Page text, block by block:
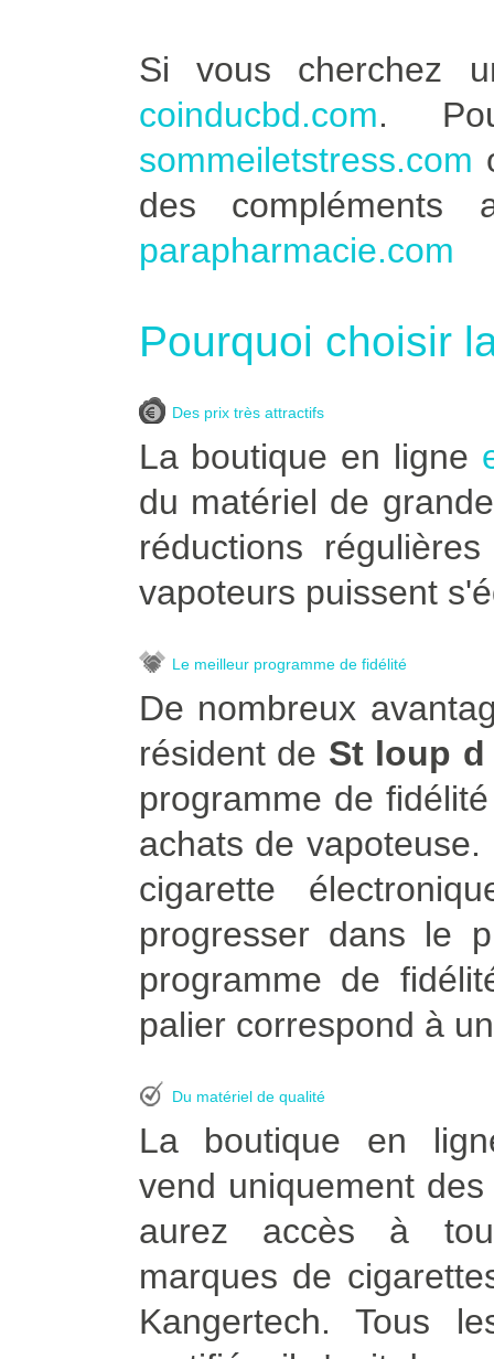
Si vous cherchez
coinducbd.com.
sommeiletstress.com
des compléments
parapharmacie.com
Pourquoi choisir
Des prix très attractifs
La boutique en ligne
du matériel de
réductions
vapoteurs puissent
Le meilleur programme de fidélité
De nombreux
résident de St loup
programme de
achats de
cigarette
progresser dans le
programme de
palier correspond à
Du matériel de qualité
La boutique en
vend uniquement
aurez accès à
marques de
Kangertech. Tous